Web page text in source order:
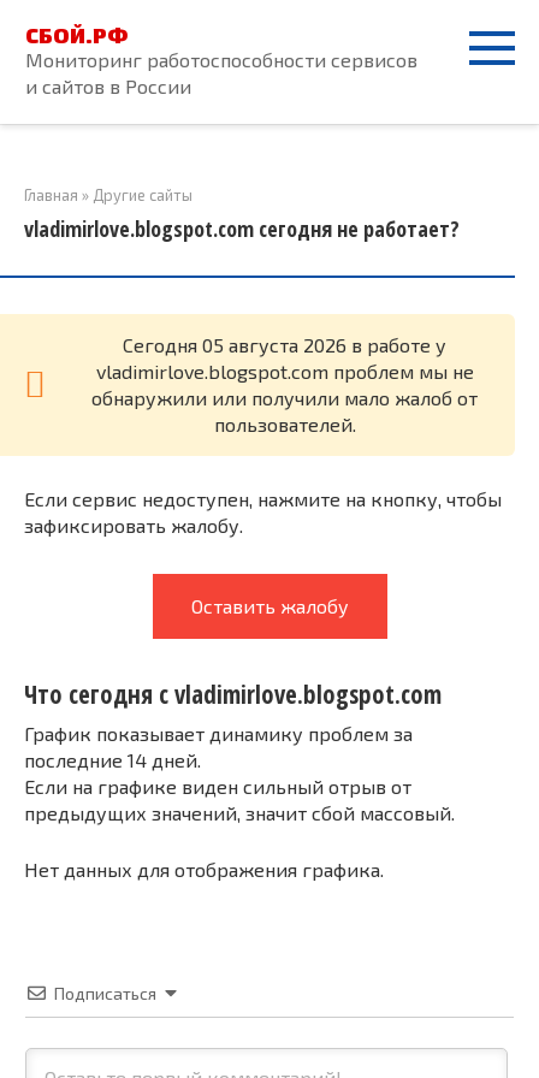
контенту
СБОЙ.РФ
Мониторинг работоспособности сервисов
и сайтов в России
Главная » Другие сайты
vladimirlove.blogspot.com сегодня не работает?
Cегодня 05 августа 2026 в работе у
vladimirlove.blogspot.com проблем мы не
обнаружили или получили мало жалоб от
пользователей.
Если сервис недоступен, нажмите на кнопку, чтобы
зафиксировать жалобу.
Оставить жалобу
Что сегодня с vladimirlove.blogspot.com
График показывает динамику проблем за
последние 14 дней.
Если на графике виден сильный отрыв от
предыдущих значений, значит сбой массовый.
Нет данных для отображения графика.
Подписаться